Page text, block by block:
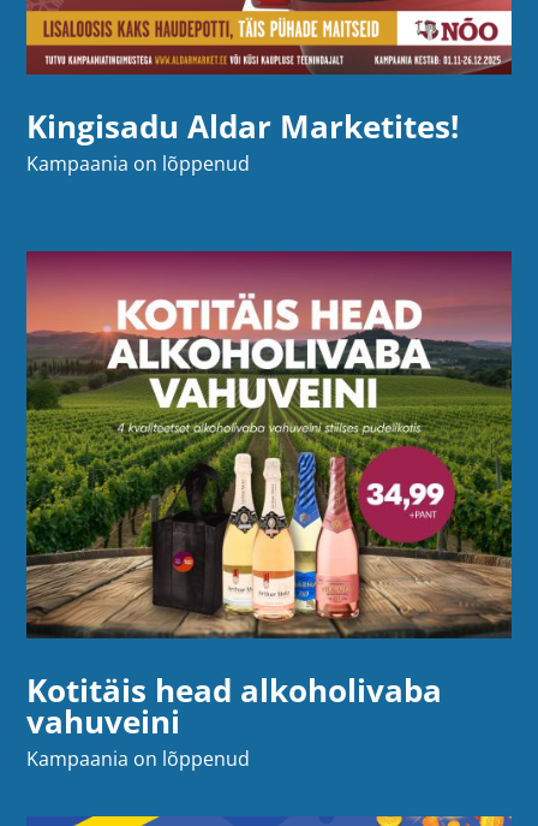
Kingisadu Aldar Marketites!
Kampaania on lõppenud
Kotitäis head alkoholivaba
vahuveini
Kampaania on lõppenud